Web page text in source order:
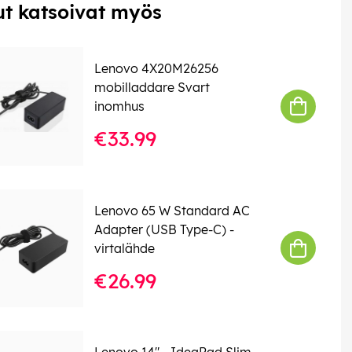
katsoivat myös
Lenovo 4X20M26256
mobilladdare Svart
inomhus
€33.99
Lenovo 65 W Standard AC
Adapter (USB Type-C) -
virtalähde
€26.99